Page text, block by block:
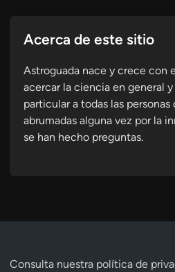
Acerca de este sitio
Astroguada nace y crece con
acercar la ciencia en general
particular a todas las personas
abrumadas alguna vez por la
se han hecho preguntas.
Consulta nuestra política de